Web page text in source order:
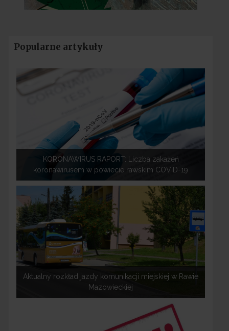
Popularne artykuły
KORONAWIRUS RAPORT: Liczba zakażeń
koronawirusem w powiecie rawskim COVID-19
Aktualny rozkład jazdy komunikacji miejskiej w Rawie
Mazowieckiej